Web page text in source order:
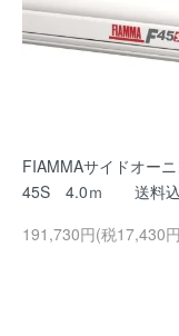
FIAMMAサイドオー
45S 4.0ｍ 送料
191,730円(税17,430